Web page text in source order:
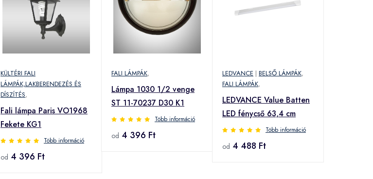
KÜLTÉRI FALI
LÁMPÁK,LAKBERENDEZÉS ÉS
DÍSZÍTÉS,
Fali lámpa Paris VO1968
Fekete KG1
Több információ
od 4 396 Ft
FALI LÁMPÁK,
Lámpa 1030 1/2 venge
ST 11-70237 D30 K1
Több információ
od 4 396 Ft
LEDVANCE | BELSŐ LÁMPÁK,
FALI LÁMPÁK,
LEDVANCE Value Batten
LED fénycső 63,4 cm
Több információ
od 4 488 Ft